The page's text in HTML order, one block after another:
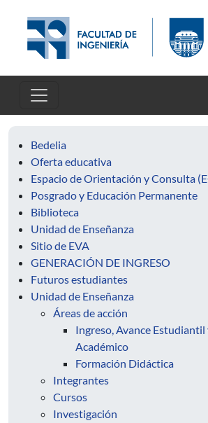
Bedelia
Oferta educativa
Espacio de Orientación y Consulta
Posgrado y Educación Permanente
Biblioteca
Unidad de Enseñanza
Sitio de EVA
GENERACIÓN DE INGRESO
Futuros estudiantes
Unidad de Enseñanza
Áreas de acción
Ingreso, Avance
Académico
Formación Didáctica
Integrantes
Cursos
Investigación